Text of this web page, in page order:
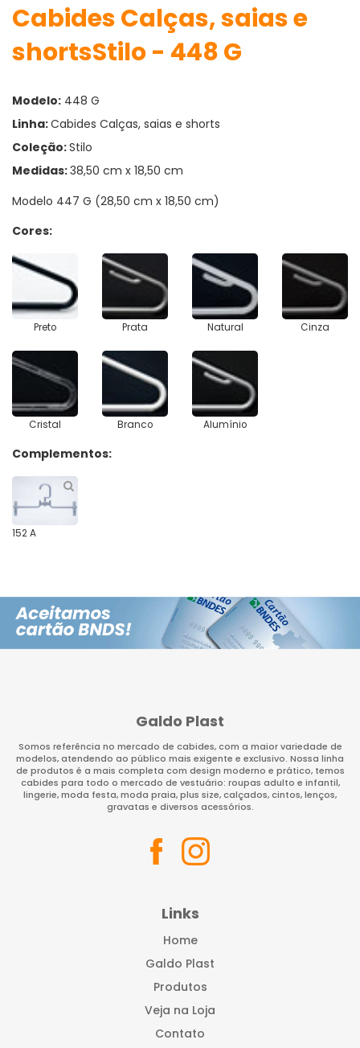
Cabides Calças, saias e
shortsStilo - 448 G
Modelo: 448 G
Linha:Cabides Calças, saias e shorts
Coleção:Stilo
Medidas:38,50 cm x 18,50 cm
Modelo 447 G (28,50 cm x 18,50 cm)
Cores:
Preto Prata Natural Cinza
Cristal Branco Alumínio
Complementos:
152 A
Galdo Plast
Somos referência no mercado de cabides, com a maior variedade de
modelos, atendendo ao público mais exigente e exclusivo. Nossa linha
de produtos é a mais completa com design moderno e prático, temos
cabides para todo o mercado de vestuário: roupas adulto e infantil,
lingerie, moda festa, moda praia, plus size, calçados, cintos, lenços,
gravatas e diversos acessórios.
Links
Home
Galdo Plast
Produtos
Veja na Loja
Contato